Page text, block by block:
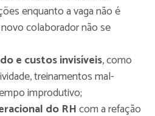
enquanto a vaga não é
colaborador não se
e custos invisíveis, como
treinamentos mal-
improdutivo;
do RHcom a refação